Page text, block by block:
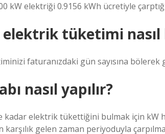
kW elektriği 0.9156 kWh ücretiyle
tüketimi nasıl
faturanızdaki gün sayısına
nasıl yapılır?
elektrik tükettiğini bulmak için kW
gelen zaman periyoduyla